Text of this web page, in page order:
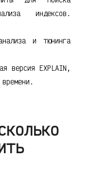
индексов.
и тюнинга
версия EXPLAIN,